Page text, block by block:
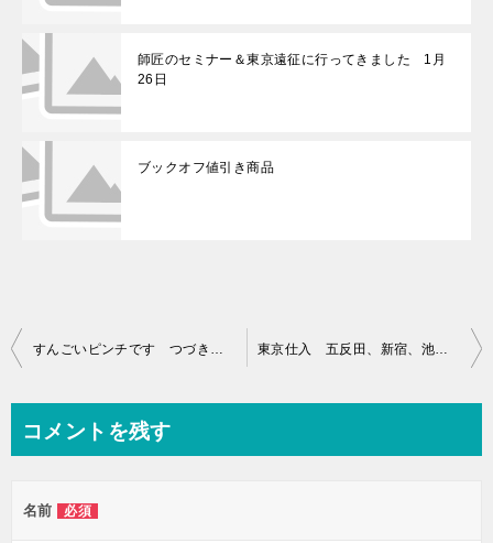
師匠のセミナー＆東京遠征に行ってきました 1月
26日
ブックオフ値引き商品
投
ビ
ー
すんごいピンチです つづき・・・Amazonから回答来ました 東京仕入 五反田、新宿、池袋、いろいろ回りました
コメントを残す
名前 必須